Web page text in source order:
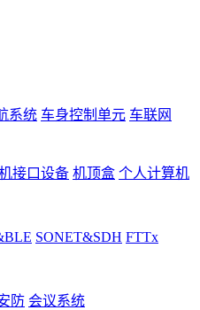
系统 车身控制单元 车联网
接口设备 机顶盒 个人计算机
SONET&SDH FTTx
防 会议系统